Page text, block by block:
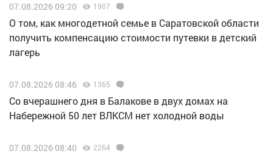
07.08.2026 09:20 1907
О том, как многодетной семье в Саратовской области
получить компенсацию стоимости путевки в детский
лагерь
07.08.2026 08:46 1365
Со вчерашнего дня в Балакове в двух домах на
Набережной 50 лет ВЛКСМ нет холодной воды
07.08.2026 08:40 2264